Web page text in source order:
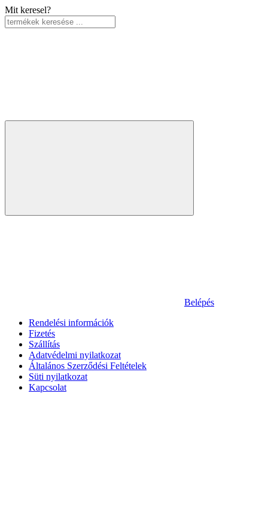
Mit keresel?
Belépés
Rendelési információk
Fizetés
Szállítás
Adatvédelmi nyilatkozat
Általános Szerződési Feltételek
Süti nyilatkozat
Kapcsolat